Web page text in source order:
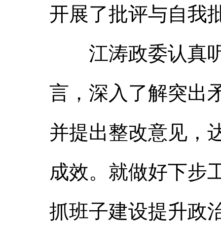
开展了批评与自我
江涛政委认真听
言，深入了解突出
并提出整改意见，
成效。就做好下步
抓班子建设提升政